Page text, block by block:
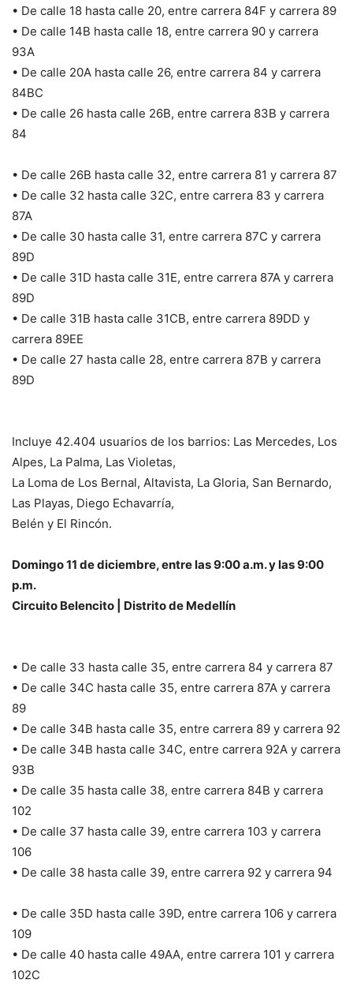
• De calle 18 hasta calle 20, entre carrera 84F y carrera 89
• De calle 14B hasta calle 18, entre carrera 90 y carrera
93A
• De calle 20A hasta calle 26, entre carrera 84 y carrera
84BC
• De calle 26 hasta calle 26B, entre carrera 83B y carrera
84
• De calle 26B hasta calle 32, entre carrera 81 y carrera 87
• De calle 32 hasta calle 32C, entre carrera 83 y carrera
87A
• De calle 30 hasta calle 31, entre carrera 87C y carrera
89D
• De calle 31D hasta calle 31E, entre carrera 87A y carrera
89D
• De calle 31B hasta calle 31CB, entre carrera 89DD y
carrera 89EE
• De calle 27 hasta calle 28, entre carrera 87B y carrera
89D
Incluye 42.404 usuarios de los barrios: Las Mercedes, Los
Alpes, La Palma, Las Violetas,
La Loma de Los Bernal, Altavista, La Gloria, San Bernardo,
Las Playas, Diego Echavarría,
Belén y El Rincón.
Domingo 11 de diciembre, entre las 9:00 a.m. y las 9:00
p.m.
Circuito Belencito | Distrito de Medellín
• De calle 33 hasta calle 35, entre carrera 84 y carrera 87
• De calle 34C hasta calle 35, entre carrera 87A y carrera
89
• De calle 34B hasta calle 35, entre carrera 89 y carrera 92
• De calle 34B hasta calle 34C, entre carrera 92A y carrera
93B
• De calle 35 hasta calle 38, entre carrera 84B y carrera
102
• De calle 37 hasta calle 39, entre carrera 103 y carrera
106
• De calle 38 hasta calle 39, entre carrera 92 y carrera 94
• De calle 35D hasta calle 39D, entre carrera 106 y carrera
109
• De calle 40 hasta calle 49AA, entre carrera 101 y carrera
102C